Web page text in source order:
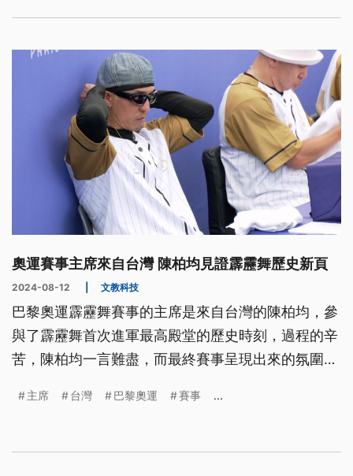
奧運賽事主席來自台灣 陳柏均見證霹靂舞歷史新頁
2024-08-12 文教科技
巴黎奧運霹靂舞賽事的主席是來自台灣的陳柏均，參
與了霹靂舞首次進軍最高殿堂的歷史時刻，過程的辛
苦，陳柏均一言難盡，而最終賽事呈現出來的氛圍，
主席 台灣 巴黎奧運 賽事 ...